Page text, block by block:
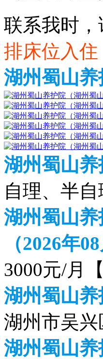
联系我时
排床位入住
湖州蜀山
湖州蜀山
自理、半
湖州蜀山
（2026年
3000元/月
湖州蜀山
湖州市吴兴
湖州蜀山